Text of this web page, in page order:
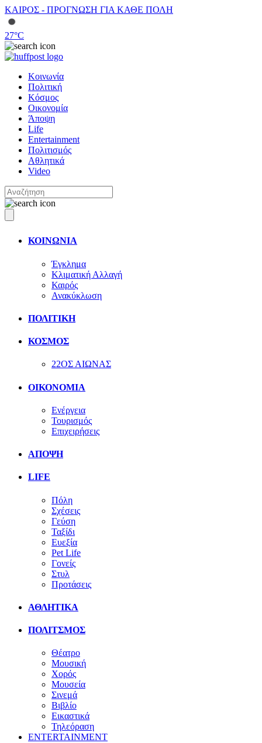
ΚΑΙΡΟΣ - ΠΡΟΓΝΩΣΗ ΓΙΑ ΚΑΘΕ ΠΟΛΗ
27°C
Κοινωνία
Πολιτική
Κόσμος
Οικονομία
Άποψη
Life
Entertainment
Πολιτισμός
Αθλητικά
Video
ΚΟΙΝΩΝΙΑ
Έγκλημα
Κλιματική Αλλαγή
Καιρός
Ανακύκλωση
ΠΟΛΙΤΙΚΗ
ΚΟΣΜΟΣ
22ΟΣ ΑΙΩΝΑΣ
ΟΙΚΟΝΟΜΙΑ
Ενέργεια
Τουρισμός
Επιχειρήσεις
ΑΠΟΨΗ
LIFE
Πόλη
Σχέσεις
Γεύση
Ταξίδι
Ευεξία
Pet Life
Γονείς
Στυλ
Προτάσεις
ΑΘΛΗΤΙΚΑ
ΠΟΛΙΤΣΜΟΣ
Θέατρο
Μουσική
Χορός
Μουσεία
Σινεμά
Βιβλίο
Εικαστικά
Τηλεόραση
ENTERTAINMENT